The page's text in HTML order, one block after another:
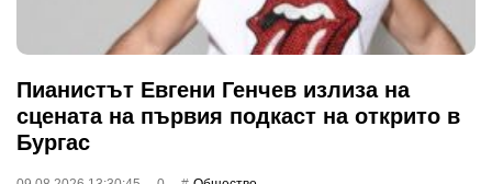
Пианистът Евгени Генчев излиза на
сцената на първия подкаст на открито в
Бургас